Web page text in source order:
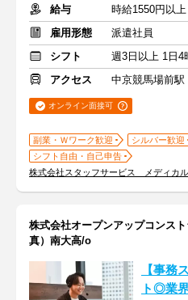
給与
時給1550円以
雇用形態
派遣社員
シフト
週3日以上 1日4
アクセス
中京競馬場前駅
オンライン面接可
副業・Ｗワーク歓迎 シルバー歓迎
シフト自由・自己申告
株式会社スタッフサービス メディカ
株式会社オープンアップコンス
真）南大高/o
【事務
ト◎業